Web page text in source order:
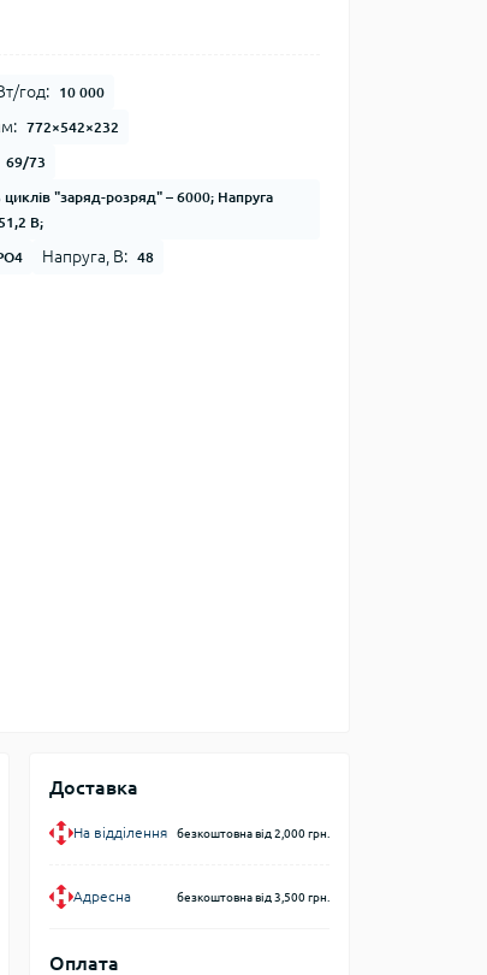
год: 10 000
772×542×232
69/73
циклів "заряд-розряд" – 6000; Напруга
В;
Напруга, В: 48
Доставка
На відділення безкоштовна від 2,000 грн.
Адресна безкоштовна від 3,500 грн.
Оплата